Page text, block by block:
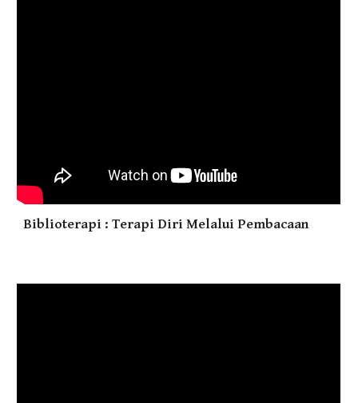
Biblioterapi : Terapi Diri Melalui Pembacaan